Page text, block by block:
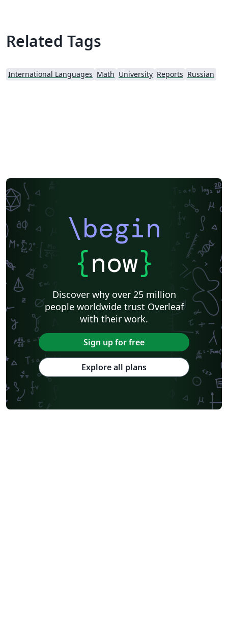
Related Tags
International Languages Math University Reports Russian
\begin
{now}
Discover why over 25 million
people worldwide trust Overleaf
with their work.
Sign up for free
Explore all plans